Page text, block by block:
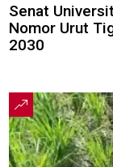
Senat
Nomor Urut
2030